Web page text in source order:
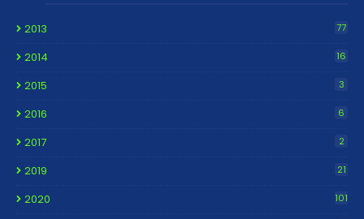
2013 77
2014 16
2015 3
2016 6
2017 2
2019 21
2020 101